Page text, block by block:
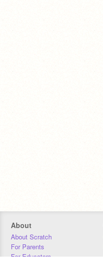
About
About Scratch
For Parents
For Educators